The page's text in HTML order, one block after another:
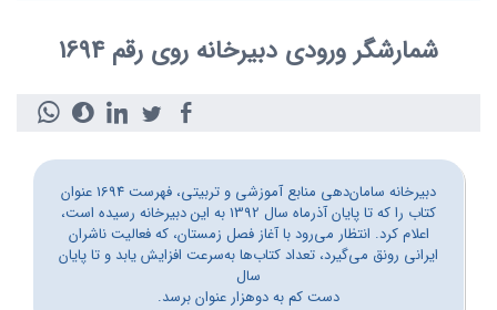
شمارشگر ورودی دبیرخانه روی رقم 1694
دبیرخانه سامان‌دهی منابع آموزشی و تربیتی، فهرست 1694 عنوان
کتاب را که تا پایان آذرماه سال 1392 به این دبیرخانه رسیده است،
اعلام کرد. انتظار می‌رود با آغاز فصل زمستان، که فعالیت ناشران
ایرانی رونق می‌گیرد، تعداد کتاب‌ها به‌سرعت افزایش یابد و تا پایان
سال
دست کم به دوهزار عنوان برسد.